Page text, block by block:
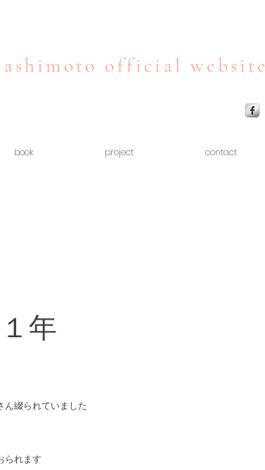
official website
book project contact
年
ん綴られていました
られます